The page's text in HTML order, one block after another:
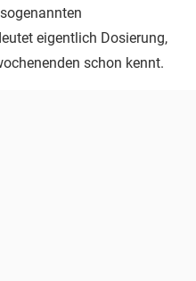
eigentlich Dosierung,
schon kennt.